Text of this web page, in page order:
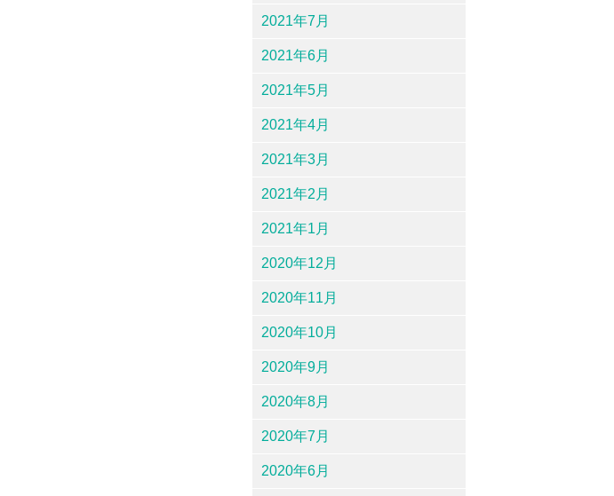
2021年7月
2021年6月
2021年5月
2021年4月
2021年3月
2021年2月
2021年1月
2020年12月
2020年11月
2020年10月
2020年9月
2020年8月
2020年7月
2020年6月